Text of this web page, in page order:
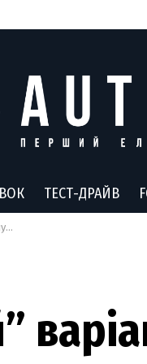
ТЕСТ-ДРАЙВ